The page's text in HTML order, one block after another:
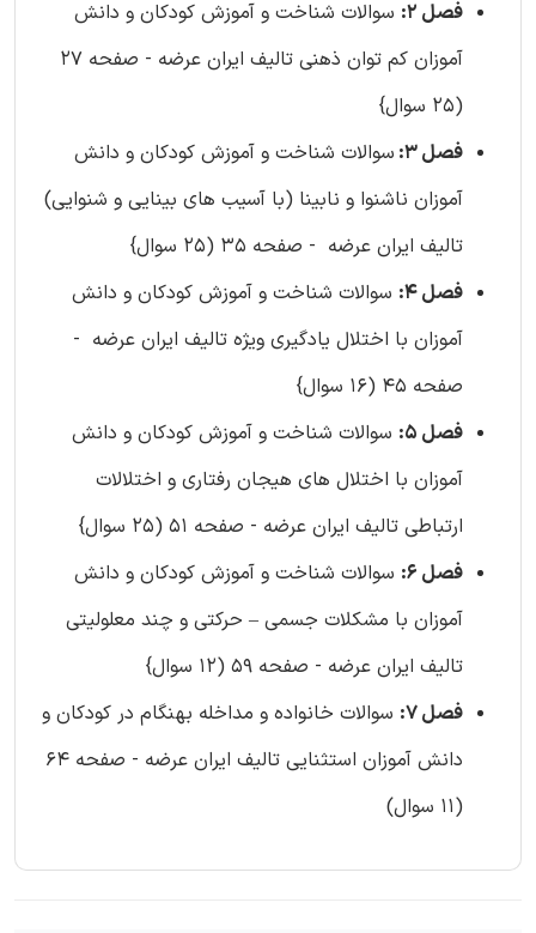
فصل 2:
سوالات شناخت و آموزش کودکان و دانش
آموزان کم توان ذهنی تالیف ایران عرضه - صفحه 27
(25 سوال}
فصل 3:
سوالات شناخت و آموزش کودکان و دانش
آموزان ناشنوا و نابینا (با آسیب های بینایی و شنوایی)
تالیف ایران عرضه - صفحه 35 (25 سوال}
فصل 4:
سوالات شناخت و آموزش کودکان و دانش
آموزان با اختلال یادگیری ویژه تالیف ایران عرضه -
صفحه 45 (16 سوال}
فصل 5:
سوالات شناخت و آموزش کودکان و دانش
آموزان با اختلال های هیجان رفتاری و اختلالات
ارتباطی تالیف ایران عرضه - صفحه 51 (25 سوال}
فصل 6:
سوالات شناخت و آموزش کودکان و دانش
آموزان با مشکلات جسمی – حرکتی و چند معلولیتی
تالیف ایران عرضه - صفحه 59 (12 سوال}
فصل 7:
سوالات خانواده و مداخله بهنگام در کودکان و
دانش آموزان استثنایی تالیف ایران عرضه - صفحه 64
(11 سوال)